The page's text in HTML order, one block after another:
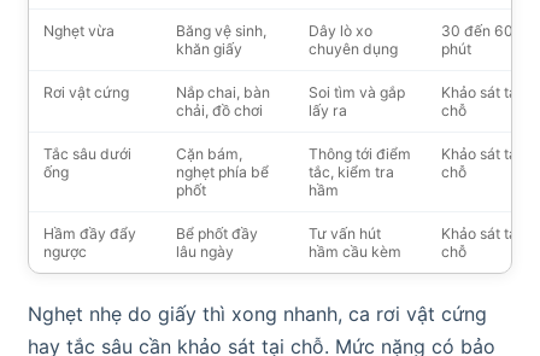
Nghẹt vừa
Băng vệ sinh,
khăn giấy
Dây lò xo
chuyên dụng
30 đến 60
phút
Rơi vật cứng
Nắp chai, bàn
chải, đồ chơi
Soi tìm và gắp
lấy ra
Khảo sát tại
chỗ
Tắc sâu dưới
ống
Cặn bám,
nghẹt phía bể
phốt
Thông tới điểm
tắc, kiểm tra
hầm
Khảo sát tại
chỗ
Hầm đầy đẩy
ngược
Bể phốt đầy
lâu ngày
Tư vấn hút
hầm cầu kèm
Khảo sát tại
chỗ
Nghẹt nhẹ do giấy thì xong nhanh, ca rơi vật cứng
hay tắc sâu cần khảo sát tại chỗ. Mức nặng có bảo